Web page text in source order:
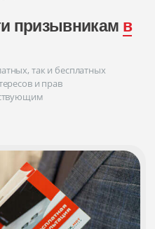
призывникам в
так и бесплатных
и прав